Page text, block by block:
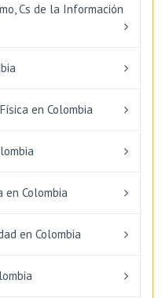
Cs de la Información
en Colombia
en Colombia
en Colombia